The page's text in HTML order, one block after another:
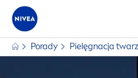
Porady Pielęgnacja